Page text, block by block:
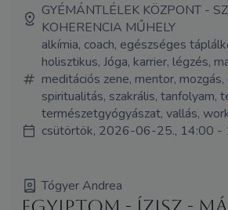
GYÉMÁNTLÉLEK KÖZPONT -
KOHERENCIA MŰHELY
alkímia, coach, egészséges
holisztikus, Jóga, karrier, légzés,
meditációs zene, mentor,
spiritualitás, szakrális, tanfolyam,
természetgyógyászat, vallás,
csütörtök, 2026-06-25., 14:00 -
Tógyer Andrea